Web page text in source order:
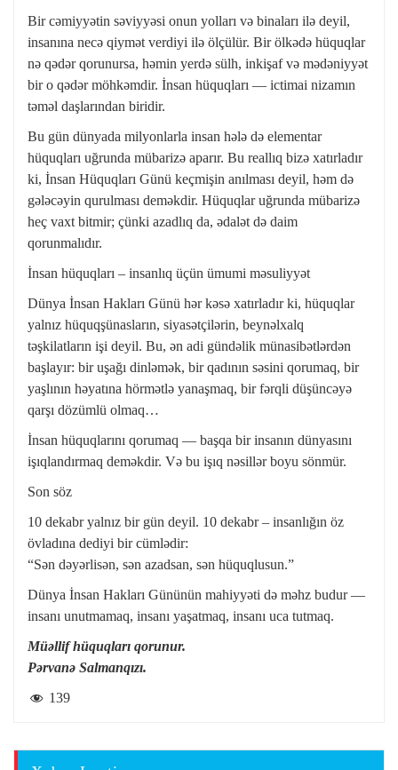
Bir cəmiyyətin səviyyəsi onun yolları və binaları ilə deyil,
insanına necə qiymət verdiyi ilə ölçülür. Bir ölkədə hüquqlar
nə qədər qorunursa, həmin yerdə sülh, inkişaf və mədəniyyət
bir o qədər möhkəmdir. İnsan hüquqları — ictimai nizamın
təməl daşlarından biridir.
Bu gün dünyada milyonlarla insan hələ də elementar
hüquqları uğrunda mübarizə aparır. Bu reallıq bizə xatırladır
ki, İnsan Hüquqları Günü keçmişin anılması deyil, həm də
gələcəyin qurulması deməkdir. Hüquqlar uğrunda mübarizə
heç vaxt bitmir; çünki azadlıq da, ədalət də daim
qorunmalıdır.
İnsan hüquqları – insanlıq üçün ümumi məsuliyyət
Dünya İnsan Hakları Günü hər kəsə xatırladır ki, hüquqlar
yalnız hüquqşünasların, siyasətçilərin, beynəlxalq
təşkilatların işi deyil. Bu, ən adi gündəlik münasibətlərdən
başlayır: bir uşağı dinləmək, bir qadının səsini qorumaq, bir
yaşlının həyatına hörmətlə yanaşmaq, bir fərqli düşüncəyə
qarşı dözümlü olmaq…
İnsan hüquqlarını qorumaq — başqa bir insanın dünyasını
işıqlandırmaq deməkdir. Və bu işıq nəsillər boyu sönmür.
Son söz
10 dekabr yalnız bir gün deyil. 10 dekabr – insanlığın öz
övladına dediyi bir cümlədir:
“Sən dəyərlisən, sən azadsan, sən hüquqlusun.”
Dünya İnsan Hakları Gününün mahiyyəti də məhz budur —
insanı unutmamaq, insanı yaşatmaq, insanı uca tutmaq.
Müəllif hüquqları qorunur.
Pərvanə Salmanqızı.
139